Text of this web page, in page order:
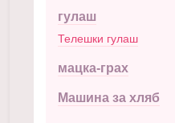
гулаш
Телешки гулаш
мацка-грах
Машина за хляб